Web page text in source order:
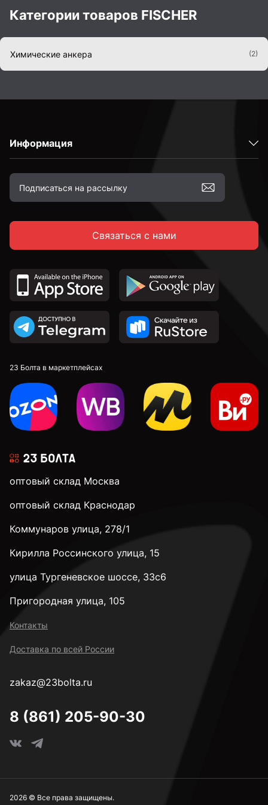
Категории товаров FISCHER
Химические анкера (2)
Информация
Связаться с нами
23 Болта в маркетплейсах
оптовый склад Москва
оптовый склад Краснодар
Коммунаров улица, 278/1
Кирилла Россинского улица, 15
улица Тургеневское шоссе, 33с6
Пригородная улица, 105
Контакты
Доставка по всей России
zakaz@23bolta.ru
8 (861) 205-90-30
2026 © Все права защищены.